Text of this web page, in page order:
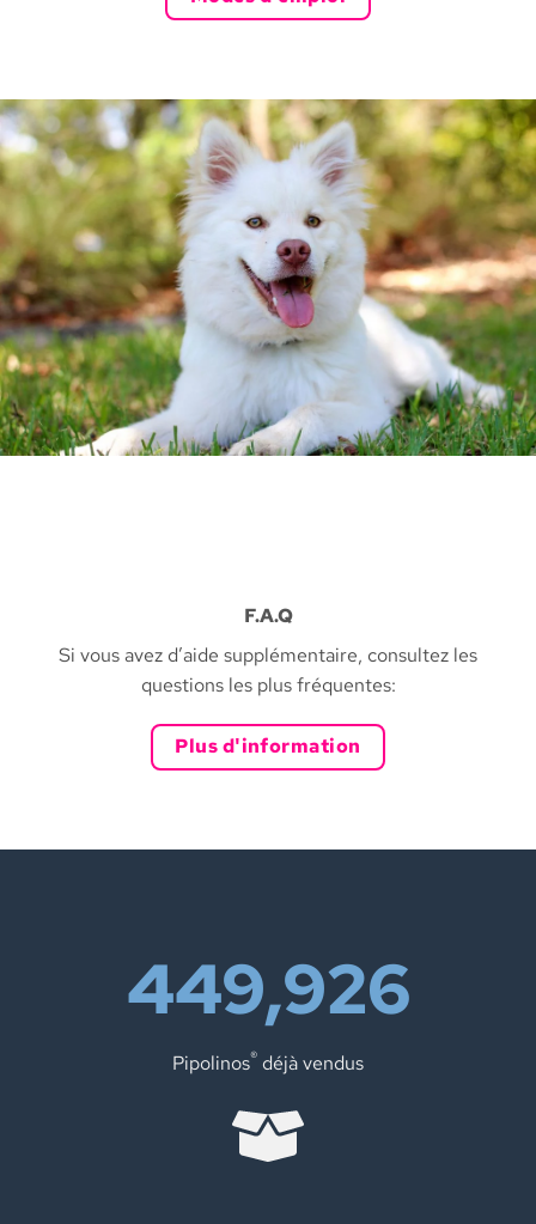
F.A.Q
Si vous avez d’aide supplémentaire, consultez les
questions les plus fréquentes:
Plus d'information
450,000
Pipolinos® déjà vendus